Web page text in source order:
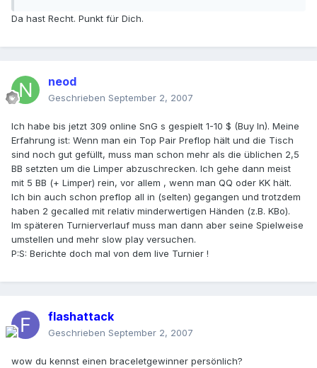
Da hast Recht. Punkt für Dich.
neod
Geschrieben September 2, 2007
Ich habe bis jetzt 309 online SnG s gespielt 1-10 $ (Buy In). Meine
Erfahrung ist: Wenn man ein Top Pair Preflop hält und die Tisch
sind noch gut gefüllt, muss man schon mehr als die üblichen 2,5
BB setzten um die Limper abzuschrecken. Ich gehe dann meist
mit 5 BB (+ Limper) rein, vor allem , wenn man QQ oder KK hält.
Ich bin auch schon preflop all in (selten) gegangen und trotzdem
haben 2 gecalled mit relativ minderwertigen Händen (z.B. KBo).
Im späteren Turnierverlauf muss man dann aber seine Spielweise
umstellen und mehr slow play versuchen.
P:S: Berichte doch mal von dem live Turnier !
flashattack
Geschrieben September 2, 2007
wow du kennst einen braceletgewinner persönlich?